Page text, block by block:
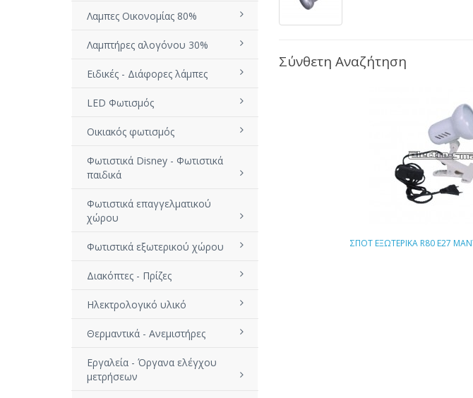
Λαμπες Οικονομίας 80%
Λαμπτήρες αλογόνου 30%
Ειδικές - Διάφορες λάμπες
LED Φωτισμός
Οικιακός φωτισμός
Φωτιστικά Disney - Φωτιστικά
παιδικά
Φωτιστικά επαγγελματικού
χώρου
Φωτιστικά εξωτερικού χώρου
Διακόπτες - Πρίζες
Ηλεκτρολογικό υλικό
Θερμαντικά - Ανεμιστήρες
Εργαλεία - Όργανα ελέγχου
μετρήσεων
Σύνθετη Αναζήτηση
ΣΠΟΤ ΕΞΩΤΕΡΙΚΑ R80 E27